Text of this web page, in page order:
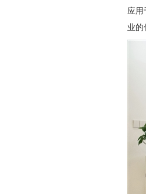
应用
业的